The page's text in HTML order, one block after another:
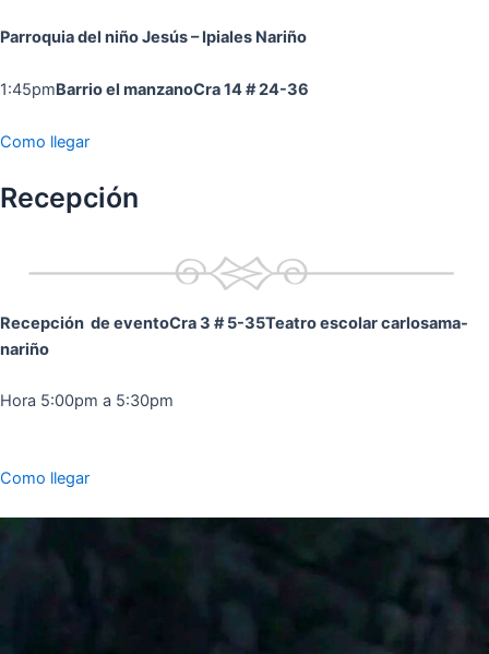
Parroquia del niño Jesús– Ipiales Nariño
1:45pmBarrio el manzanoCra 14 # 24-36
Como llegar
Recepción
Recepción de eventoCra 3 # 5-35Teatro escolar carlosama-
nariño
Hora 5:00pm a 5:30pm
Como llegar